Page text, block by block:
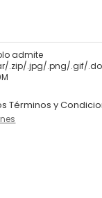
admite
.zip/.jpg/.png/.gif/
Términos y